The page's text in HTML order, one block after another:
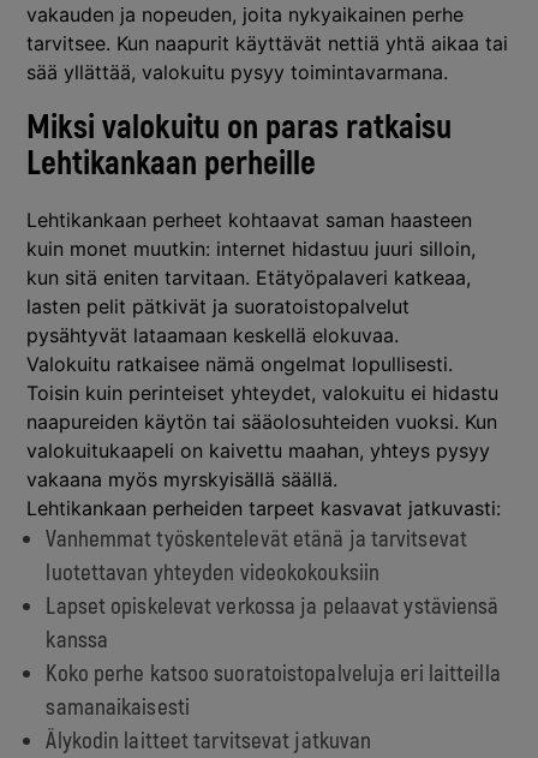
vakauden ja nopeuden, joita nykyaikainen perhe
tarvitsee. Kun naapurit käyttävät nettiä yhtä aikaa tai
sää yllättää, valokuitu pysyy toimintavarmana.
Miksi valokuitu on paras ratkaisu
Lehtikankaan perheille
Lehtikankaan perheet kohtaavat saman haasteen
kuin monet muutkin: internet hidastuu juuri silloin,
kun sitä eniten tarvitaan. Etätyöpalaveri katkeaa,
lasten pelit pätkivät ja suoratoistopalvelut
pysähtyvät lataamaan keskellä elokuvaa.
Valokuitu ratkaisee nämä ongelmat lopullisesti.
Toisin kuin perinteiset yhteydet, valokuitu ei hidastu
naapureiden käytön tai sääolosuhteiden vuoksi. Kun
valokuitukaapeli on kaivettu maahan, yhteys pysyy
vakaana myös myrskyisällä säällä.
Lehtikankaan perheiden tarpeet kasvavat jatkuvasti:
Vanhemmat työskentelevät etänä ja tarvitsevat
luotettavan yhteyden videokokouksiin
Lapset opiskelevat verkossa ja pelaavat ystäviensä
kanssa
Koko perhe katsoo suoratoistopalveluja eri laitteilla
samanaikaisesti
Älykodin laitteet tarvitsevat jatkuvan